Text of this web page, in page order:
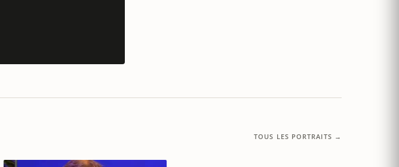
TOUS LES PORTRAITS →